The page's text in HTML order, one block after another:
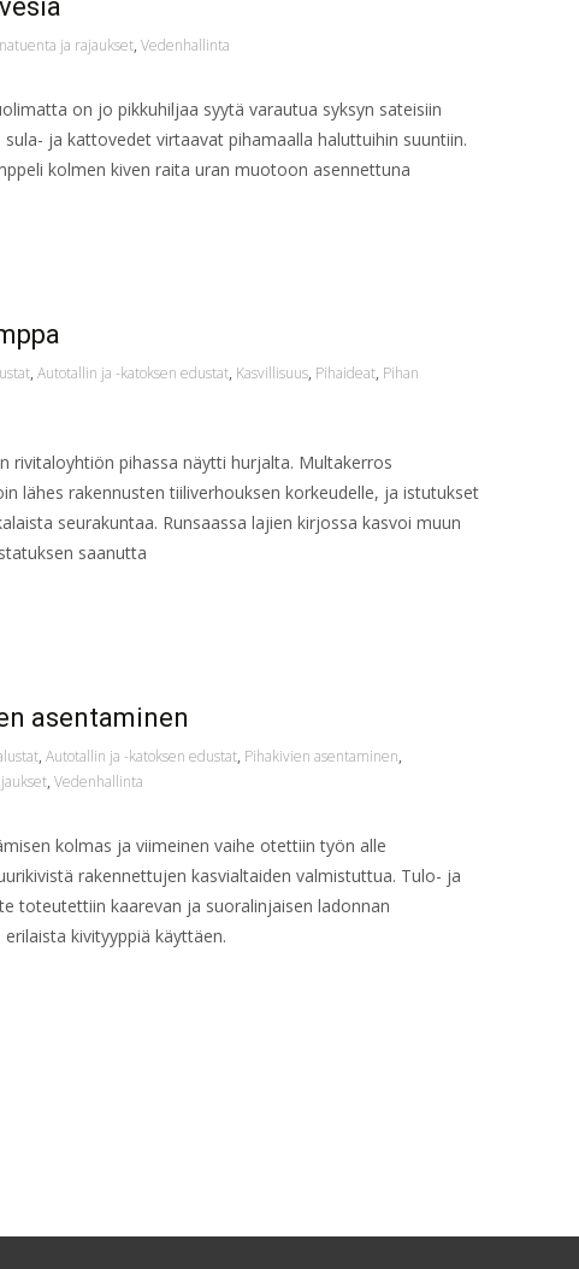
ja rajaukset, Vedenhallinta
on jo pikkuhiljaa syytä varautua syksyn sateisiin
ja kattovedet virtaavat pihamaalla haluttuihin suuntiin.
kolmen kiven raita uran muotoon asennettuna
, Autotallin ja -katoksen edustat, Kasvillisuus, Pihaideat, Pihan
rivitaloyhtiön pihassa näytti hurjalta. Multakerros
lähes rakennusten tiiliverhouksen korkeudelle, ja istutukset
seurakuntaa. Runsaassa lajien kirjossa kasvoi muun
saanutta
asentaminen
, Autotallin ja -katoksen edustat, Pihakivien asentaminen,
, Vedenhallinta
kolmas ja viimeinen vaihe otettiin työn alle
rakennettujen kasvialtaiden valmistuttua. Tulo- ja
toteutettiin kaarevan ja suoralinjaisen ladonnan
kivityyppiä käyttäen.